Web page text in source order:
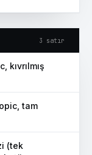
3 satır
kıvrılmış
tam
(tek